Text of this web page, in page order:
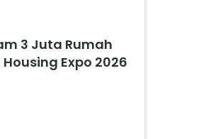
3 Juta Rumah
Expo 2026